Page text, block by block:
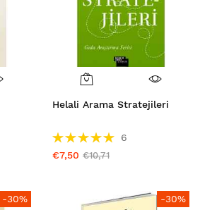
Helali Arama Stratejileri
Puanlama:
100%
6
€7,50 €10,71
-30% -30%